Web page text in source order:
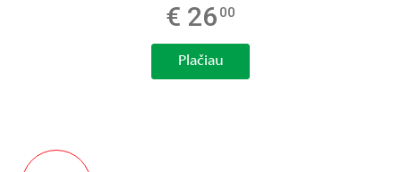
€ 26 00
Plačiau